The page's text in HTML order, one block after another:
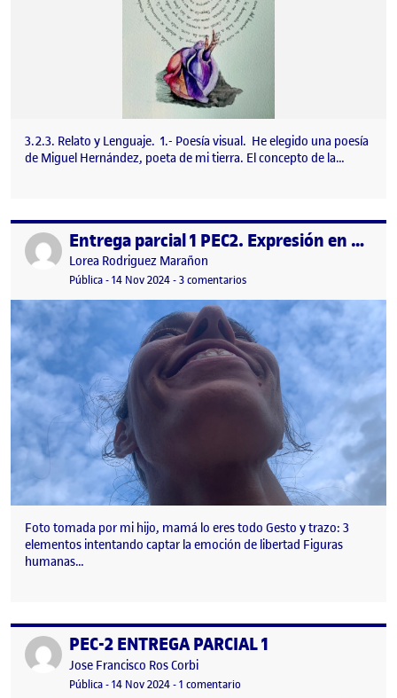
3.2.3. Relato y Lenguaje. 1.- Poesía visual. He elegido una poesía
de Miguel Hernández, poeta de mi tierra. El concepto de la…
Publicado por Entrega parcial 1 PEC2. Expresión en movimiento
Publicado por
Lorea Rodriguez Marañon
Visibilidad:
Pública-Fecha de publicación
14 Nov 2024-3 comentariosen Entrega parcial 1 PEC2.
Foto tomada por mi hijo, mamá lo eres todo Gesto y trazo: 3
elementos intentando captar la emoción de libertad Figuras
humanas…
Publicado porPEC-2 ENTREGA PARCIAL 1
Publicado por
Jose Francisco Ros Corbi
Visibilidad:
Pública-Fecha de publicación
14 Nov 202414 noviembre, 2024 4:22 pm
-1 comentario